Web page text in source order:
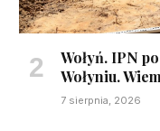
Wołyń. IPN
Wołyniu.
7 sierpnia, 2026